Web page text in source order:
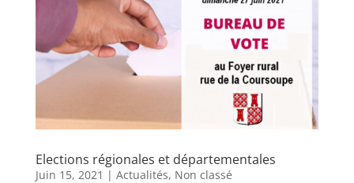
Elections régionales et départementales
Juin 15, 2021 | Actualités, Non classé